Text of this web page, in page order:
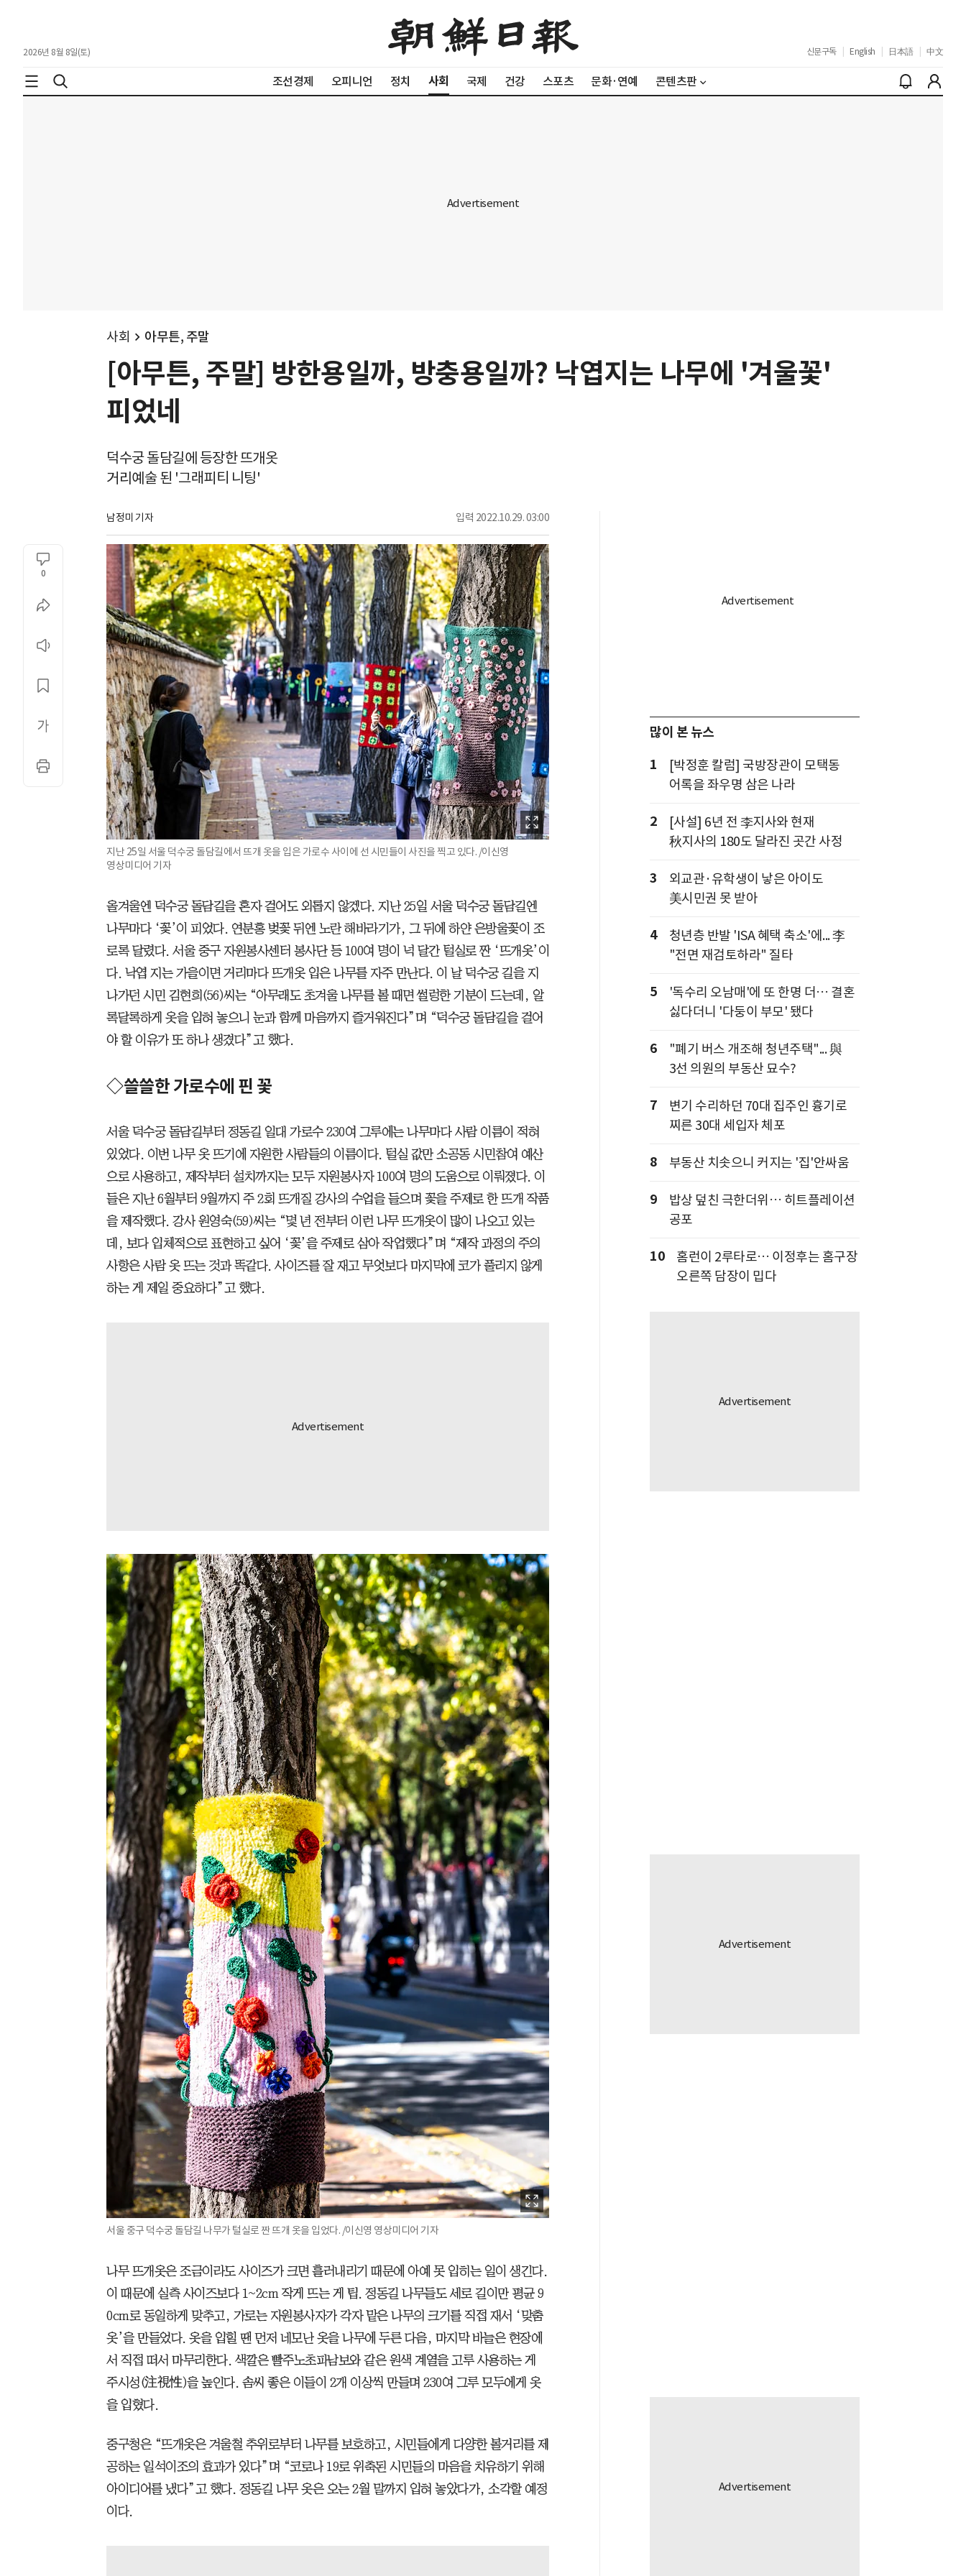
2026년 8월 8일(토) 신문구독 English 日本語 中文
조선경제 오피니언 정치 사회 국제 건강 스포츠 문화·연예 콘텐츠판
사회 아무튼, 주말
[아무튼, 주말] 방한용일까, 방충용일까? 낙엽지는 나무에 '겨울꽃'
피었네
덕수궁 돌담길에 등장한 뜨개옷
거리예술 된 '그래피티 니팅'
남정미 기자 입력 2022.10.29. 03:00
0
지난 25일 서울 덕수궁 돌담길에서 뜨개 옷을 입은 가로수 사이에 선 시민들이 사진을 찍고 있다. /이신영
영상미디어 기자
올겨울엔 덕수궁 돌담길을 혼자 걸어도 외롭지 않겠다. 지난 25일 서울 덕수궁 돌담길엔
나무마다 ‘꽃’이 피었다. 연분홍 벚꽃 뒤엔 노란 해바라기가, 그 뒤에 하얀 은방울꽃이 조
로록 달렸다. 서울 중구 자원봉사센터 봉사단 등 100여 명이 넉 달간 털실로 짠 ‘뜨개옷’이
다. 낙엽 지는 가을이면 거리마다 뜨개옷 입은 나무를 자주 만난다. 이 날 덕수궁 길을 지
나가던 시민 김현희(56)씨는 “아무래도 초겨울 나무를 볼 때면 썰렁한 기분이 드는데, 알
록달록하게 옷을 입혀 놓으니 눈과 함께 마음까지 즐거워진다”며 “덕수궁 돌담길을 걸어
야 할 이유가 또 하나 생겼다”고 했다.
◇쓸쓸한 가로수에 핀 꽃
서울 덕수궁 돌담길부터 정동길 일대 가로수 230여 그루에는 나무마다 사람 이름이 적혀
있었다. 이번 나무 옷 뜨기에 자원한 사람들의 이름이다. 털실 값만 소공동 시민참여 예산
으로 사용하고, 제작부터 설치까지는 모두 자원봉사자 100여 명의 도움으로 이뤄졌다. 이
들은 지난 6월부터 9월까지 주 2회 뜨개질 강사의 수업을 들으며 꽃을 주제로 한 뜨개 작품
을 제작했다. 강사 원영숙(59)씨는 “몇 년 전부터 이런 나무 뜨개옷이 많이 나오고 있는
데, 보다 입체적으로 표현하고 싶어 ‘꽃’을 주제로 삼아 작업했다”며 “제작 과정의 주의
사항은 사람 옷 뜨는 것과 똑같다. 사이즈를 잘 재고 무엇보다 마지막에 코가 풀리지 않게
하는 게 제일 중요하다”고 했다.
서울 중구 덕수궁 돌담길 나무가 털실로 짠 뜨개 옷을 입었다. /이신영 영상미디어 기자
나무 뜨개옷은 조금이라도 사이즈가 크면 흘러내리기 때문에 아예 못 입히는 일이 생긴다.
이 때문에 실측 사이즈보다 1~2cm 작게 뜨는 게 팁. 정동길 나무들도 세로 길이만 평균 9
0cm로 동일하게 맞추고, 가로는 자원봉사자가 각자 맡은 나무의 크기를 직접 재서 ‘맞춤
옷’을 만들었다. 옷을 입힐 땐 먼저 네모난 옷을 나무에 두른 다음, 마지막 바늘은 현장에
서 직접 떠서 마무리한다. 색깔은 빨주노초파남보와 같은 원색 계열을 고루 사용하는 게
주시성(注視性)을 높인다. 솜씨 좋은 이들이 2개 이상씩 만들며 230여 그루 모두에게 옷
을 입혔다.
중구청은 “뜨개옷은 겨울철 추위로부터 나무를 보호하고, 시민들에게 다양한 볼거리를 제
공하는 일석이조의 효과가 있다”며 “코로나 19로 위축된 시민들의 마음을 치유하기 위해
아이디어를 냈다”고 했다. 정동길 나무 옷은 오는 2월 말까지 입혀 놓았다가, 소각할 예정
이다.
많이 본 뉴스
1
[박정훈 칼럼] 국방장관이 모택동
어록을 좌우명 삼은 나라
2
[사설] 6년 전 李지사와 현재
秋지사의 180도 달라진 곳간 사정
3
외교관·유학생이 낳은 아이도
美시민권 못 받아
4
청년층 반발 'ISA 혜택 축소'에... 李
"전면 재검토하라" 질타
5
'독수리 오남매'에 또 한명 더… 결혼
싫다더니 '다둥이 부모' 됐다
6
"폐기 버스 개조해 청년주택"... 與
3선 의원의 부동산 묘수?
7
변기 수리하던 70대 집주인 흉기로
찌른 30대 세입자 체포
8 부동산 치솟으니 커지는 '집'안싸움
9
밥상 덮친 극한더위… 히트플레이션
공포
10
홈런이 2루타로… 이정후는 홈구장
오른쪽 담장이 밉다